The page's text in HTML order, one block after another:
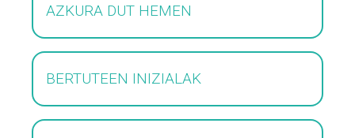
AZKURA DUT HEMEN
BERTUTEEN INIZIALAK